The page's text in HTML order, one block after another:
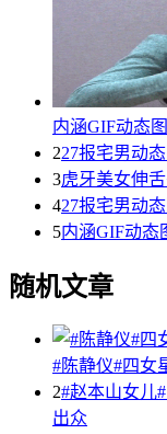
内涵GIF动态
227报宅男动
3虎牙美女伸
427报宅男动
5内涵GIF动态
随机文章
#陈静仪#四女
2#赵本山女儿
出众